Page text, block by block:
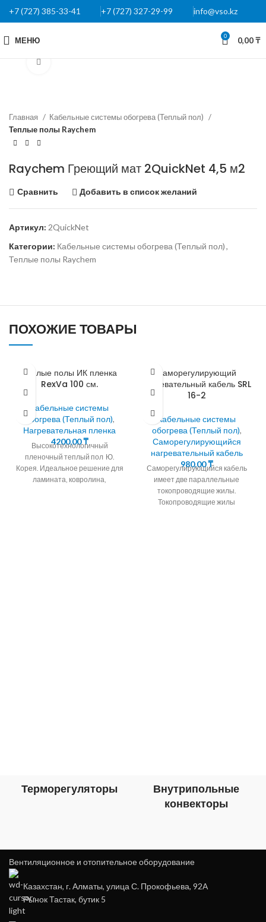
+7 (727) 385-33-41 +7 (727) 327-29-99 info@vso.kz
МЕНЮ 0 0,00₸
Главная
Кабельные системы обогрева (Теплый пол)
Теплые полы Raychem
Raychem Греющий мат 2QuickNet 4,5 м2
Сравнить Добавить в список желаний
Артикул: 2QuickNet
Категории: Кабельные системы обогрева (Теплый пол),
Теплые полы Raychem
ПОХОЖИЕ ТОВАРЫ
Теплые полы ИК пленка
RexVa 100 см.
Кабельные системы
обогрева (Теплый пол),
Нагревательная пленка
4200,00₸
Высокотехнологичный
пленочный теплый пол Ю.
Корея. Идеальное решение для
ламината, ковролина,
Саморегулирующий
нагревательный кабель SRL
16-2
Кабельные системы
обогрева (Теплый пол),
Саморегулирующийся
нагревательный кабель
980,00₸
Саморегулирующийся кабель
имеет две параллельные
токопроводящие жилы.
Токопроводящие жилы
Терморегуляторы
Внутрипольные
конвекторы
Вентиляционное и отопительное оборудование
Казахстан, г. Алматы, улица С. Прокофьева, 92А
Рынок Тастак, бутик 5